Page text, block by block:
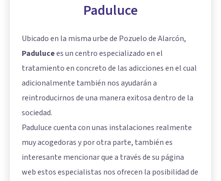
Paduluce
Ubicado en la misma urbe de Pozuelo de Alarcón,
Padulucees un centro especializado en el
tratamiento en concreto de las adicciones en el cual
adicionalmente también nos ayudarán a
reintroducirnos de una manera exitosa dentro de la
sociedad.
Paduluce cuenta con unas instalaciones realmente
muy acogedoras y por otra parte, también es
interesante mencionar que a través de su página
web estos especialistas nos ofrecen la posibilidad de